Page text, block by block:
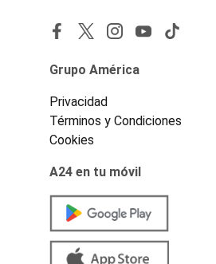
Grupo América
Privacidad
Términos y Condiciones
Cookies
A24 en tu móvil